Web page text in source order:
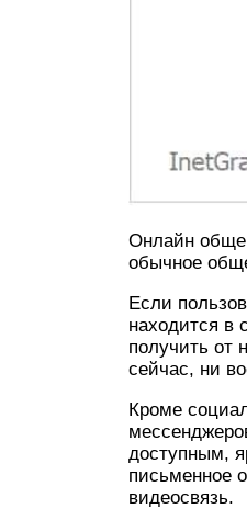
Онлайн
обычное
Если
находится в
получить от
сейчас, ни
Кроме
доступным,
письменное
видеосвязь.